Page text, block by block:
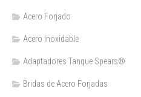
Acero Forjado
Acero Inoxidable
Adaptadores Tanque Spears®
Bridas de Acero Forjadas